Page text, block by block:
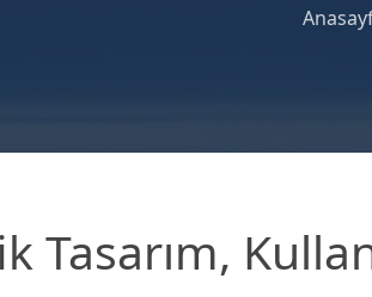
Tasarım,